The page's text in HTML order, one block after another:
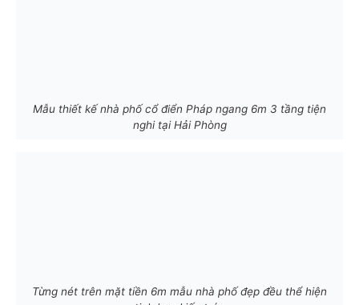
Mẫu thiết kế nhà phố cổ điển Pháp ngang 6m 3 tầng tiện
nghi tại Hải Phòng
Từng nét trên mặt tiền 6m mẫu nhà phố đẹp đều thể hiện